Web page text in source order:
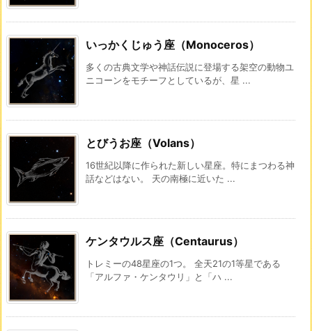
いっかくじゅう座（Monoceros）
多くの古典文学や神話伝説に登場する架空の動物ユ
ニコーンをモチーフとしているが、星 ...
とびうお座（Volans）
16世紀以降に作られた新しい星座。特にまつわる神
話などはない。 天の南極に近いた ...
ケンタウルス座（Centaurus）
トレミーの48星座の1つ。 全天21の1等星である
「アルファ・ケンタウリ」と「ハ ...